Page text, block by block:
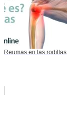
Reumas en las rodillas